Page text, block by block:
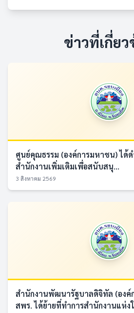
ข่าวที่เกี่ยว
ศูนย์คุณธรรม (องค์การมหาชน) ได้
สำนักงานเพิ่มเติมเพื่อสนับสนุ...
3 สิงหาคม 2569
สำนักงานพัฒนารัฐบาลดิจิทัล (องค์
สพร. ได้ย้ายที่ทำการสำนักงานแห่ง